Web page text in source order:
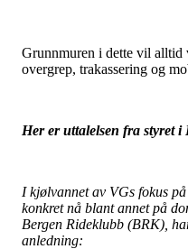
Grunnmuren i dette vil alltid
overgrep, trakassering og
Her er uttalelsen fra styret
I kjølvannet av VGs fokus
konkret nå blant annet på
Bergen Rideklubb (BRK),
anledning: